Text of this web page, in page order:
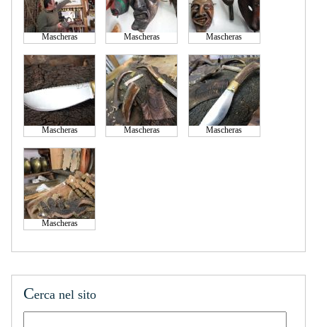
Mascheras Mascheras Mascheras
Mascheras Mascheras Mascheras
Mascheras
Cerca nel sito